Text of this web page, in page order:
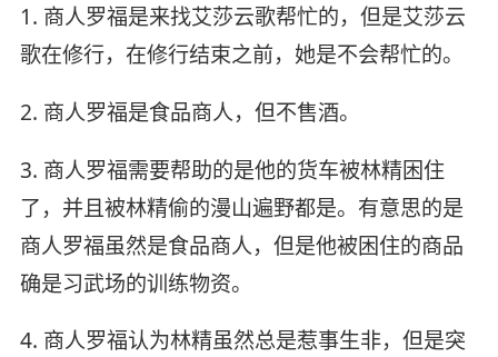
1. 商人罗福是来找艾莎云歌帮忙的，但是艾莎云
歌在修行，在修行结束之前，她是不会帮忙的。
2. 商人罗福是食品商人，但不售酒。
3. 商人罗福需要帮助的是他的货车被林精困住
了，并且被林精偷的漫山遍野都是。有意思的是
商人罗福虽然是食品商人，但是他被困住的商品
确是习武场的训练物资。
4. 商人罗福认为林精虽然总是惹事生非，但是突